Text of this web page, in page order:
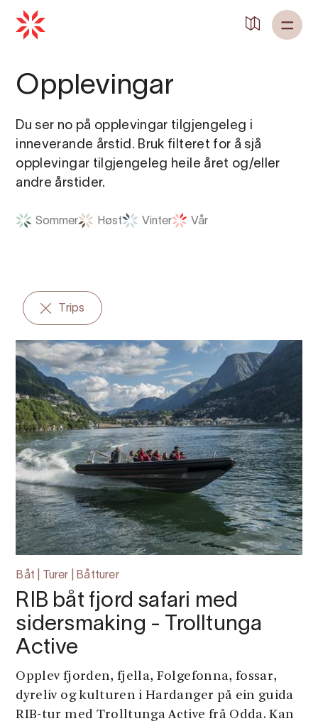
Opplevingar
Du ser no på opplevingar tilgjengeleg i
inneverande årstid. Bruk filteret for å sjå
opplevingar tilgjengeleg heile året og/eller
andre årstider.
Sommer Høst Vinter Vår
Trips
Båt | Turer | Båtturer
RIB båt fjord safari med
sidersmaking - Trolltunga
Active
Opplev fjorden, fjella, Folgefonna, fossar,
dyreliv og kulturen i Hardanger på ein guida
RIB-tur med Trolltunga Active frå Odda. Kan